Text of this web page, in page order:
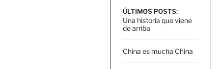
ÚLTIMOS POSTS:
Una historia que viene
de arriba
China es mucha China